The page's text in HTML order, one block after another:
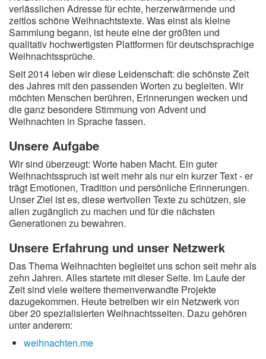
Weihnachtsgrüße
Weihnachtssprüche für Karten
Weihnachtssprüche für Kinder
Weihnachtssprüche geschäftlich
Weihnachtswünsche
Adventskalender mit Sprüchen
verlässlichen Adresse für echte, herzerwärmende und
zeitlos schöne Weihnachtstexte. Was einst als kleine
Sammlung begann, ist heute eine der größten und
qualitativ hochwertigsten Plattformen für deutschsprachige
Weihnachtssprüche.
Seit 2014 leben wir diese Leidenschaft: die schönste Zeit
des Jahres mit den passenden Worten zu begleiten. Wir
möchten Menschen berühren, Erinnerungen wecken und
die ganz besondere Stimmung von Advent und
Weihnachten in Sprache fassen.
Unsere Aufgabe
Wir sind überzeugt: Worte haben Macht. Ein guter
Weihnachtsspruch ist weit mehr als nur ein kurzer Text - er
trägt Emotionen, Tradition und persönliche Erinnerungen.
Unser Ziel ist es, diese wertvollen Texte zu schützen, sie
allen zugänglich zu machen und für die nächsten
Generationen zu bewahren.
Unsere Erfahrung und unser Netzwerk
Das Thema Weihnachten begleitet uns schon seit mehr als
zehn Jahren. Alles startete mit dieser Seite. Im Laufe der
Zeit sind viele weitere themenverwandte Projekte
dazugekommen. Heute betreiben wir ein Netzwerk von
über 20 spezialisierten Weihnachtsseiten. Dazu gehören
unter anderem:
weihnachten.me